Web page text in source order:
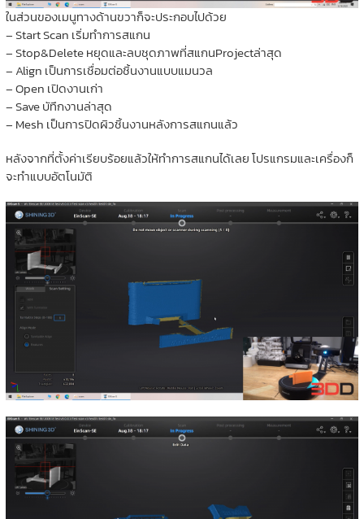
ในส่วนของเมนูทางด้านขวาก็จะประกอบไปด้วย
– Start Scan เริ่มทำการสแกน
– Stop&Delete หยุดและลบชุดภาพที่สแกนProjectล่าสุด
– Align เป็นการเชื่อมต่อชิ้นงานแบบแมนวล
– Open เปิดงานเก่า
– Save บัทึกงานล่าสุด
– Mesh เป็นการปิดผิวชิ้นงานหลังการสแกนแล้ว
หลังจากที่ตั้งค่าเรียบร้อยแล้วให้ทำการสแกนได้เลย โปรแกรมและเครื่องก็
จะทำแบบอัตโนมัติ